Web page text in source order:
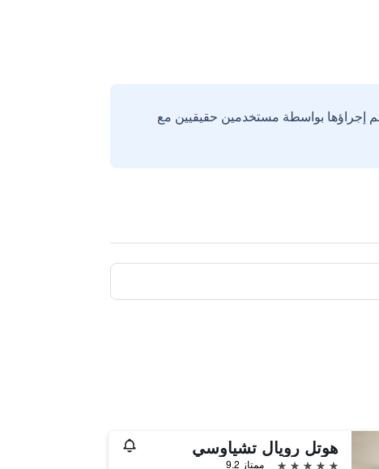
إجراؤها بواسطة مستخدمين حقيقيين مع
هوتل رويال تشياوسي
5 نجوم
ممتاز 9.2